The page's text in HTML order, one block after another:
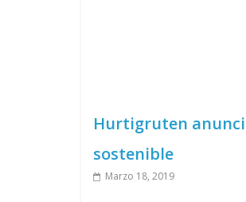
Hurtigruten
sostenible
Marzo 18, 2019